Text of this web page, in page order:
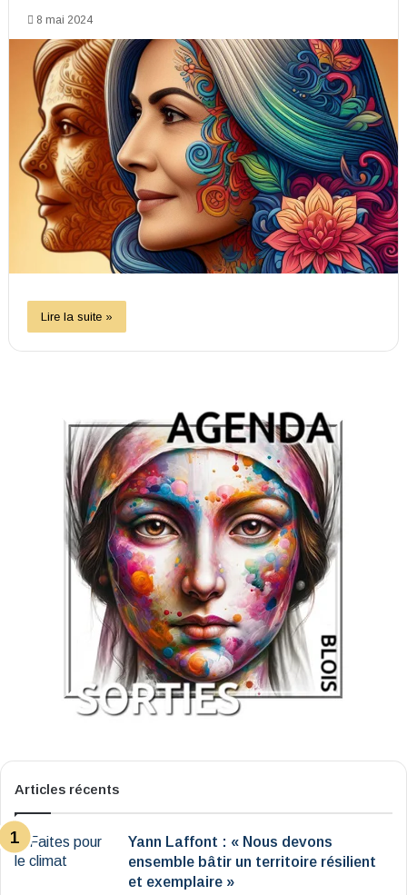
8 mai 2024
Lire la suite »
Articles récents
Yann Laffont : « Nous devons
ensemble bâtir un territoire résilient
et exemplaire »